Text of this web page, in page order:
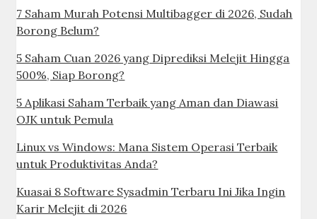
7 Saham Murah Potensi Multibagger di 2026, Sudah
Borong Belum?
5 Saham Cuan 2026 yang Diprediksi Melejit Hingga
500%, Siap Borong?
5 Aplikasi Saham Terbaik yang Aman dan Diawasi
OJK untuk Pemula
Linux vs Windows: Mana Sistem Operasi Terbaik
untuk Produktivitas Anda?
Kuasai 8 Software Sysadmin Terbaru Ini Jika Ingin
Karir Melejit di 2026